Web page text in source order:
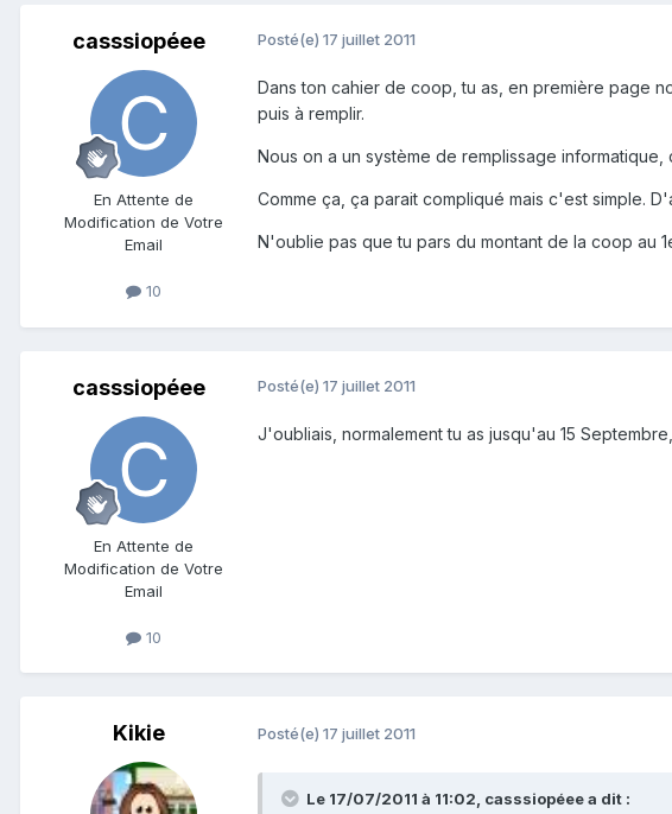
casssiopéee
En Attente de
Modification de Votre
Email
10
Posté(e) 17 juillet 2011
Dans ton cahier de coop, tu as, en première page
puis à remplir.
Nous on a un système de remplissage
Comme ça, ça parait compliqué mais c'est simple.
N'oublie pas que tu pars du montant de la coop au
casssiopéee
En Attente de
Modification de Votre
Email
10
Posté(e) 17 juillet 2011
J'oubliais, normalement tu as jusqu'au 15
Kikie Posté(e) 17 juillet 2011
Le 17/07/2011 à 11:02, casssiopéee a dit :